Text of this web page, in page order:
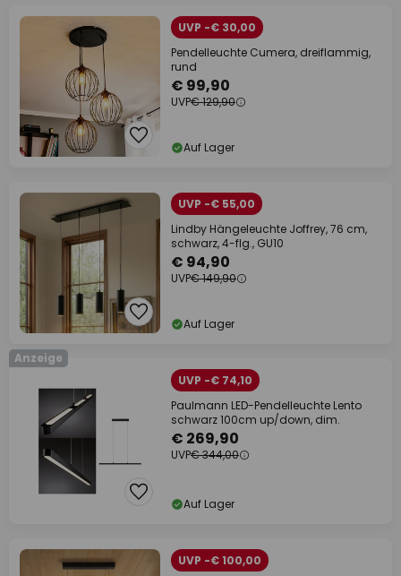
UVP -€ 30,00
Pendelleuchte Cumera, dreiflammig,
rund
€ 99,90
UVP€ 129,90
Auf Lager
UVP -€ 55,00
Lindby Hängeleuchte Joffrey, 76 cm,
schwarz, 4-flg., GU10
€ 94,90
UVP€ 149,90
Auf Lager
Anzeige
UVP -€ 74,10
Paulmann LED-Pendelleuchte Lento
schwarz 100cm up/down, dim.
€ 269,90
UVP€ 344,00
Auf Lager
UVP -€ 100,00